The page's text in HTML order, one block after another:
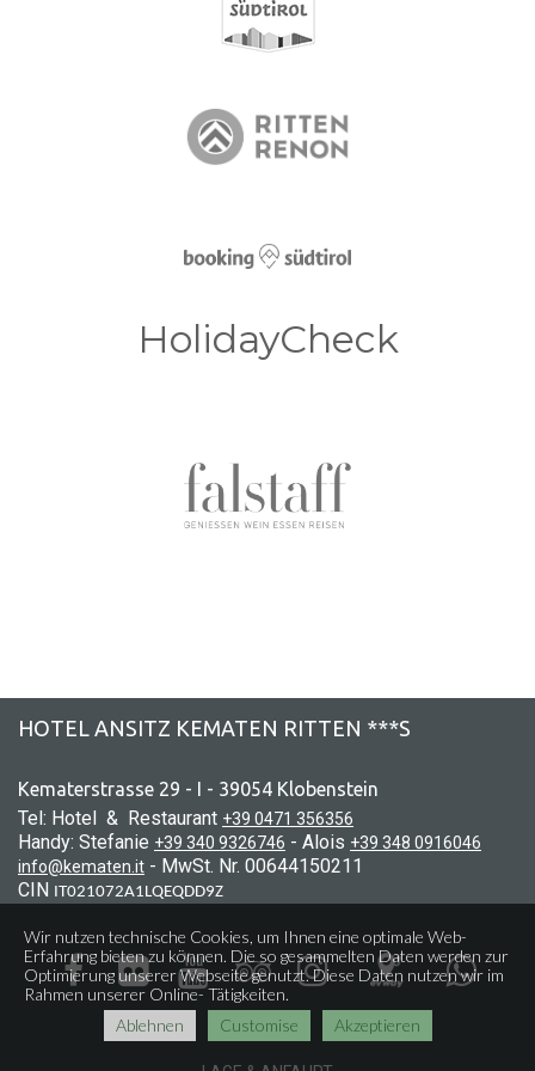
HolidayCheck
HOTEL ANSITZ KEMATEN RITTEN ***S
Kematerstrasse 29 - I - 39054 Klobenstein
Tel: Hotel & Restaurant +39 0471 356356
Handy: Stefanie +39 340 9326746 - Alois +39 348 0916046
info@kematen.it - MwSt. Nr. 00644150211
CIN IT021072A1LQEQDD9Z
     
Wir nutzen technische Cookies, um Ihnen eine optimale Web-
Erfahrung bieten zu können. Die so gesammelten Daten werden zur
Optimierung unserer Webseite genutzt. Diese Daten nutzen wir im
Rahmen unserer Online- Tätigkeiten.
Ablehnen
Customise Akzeptieren